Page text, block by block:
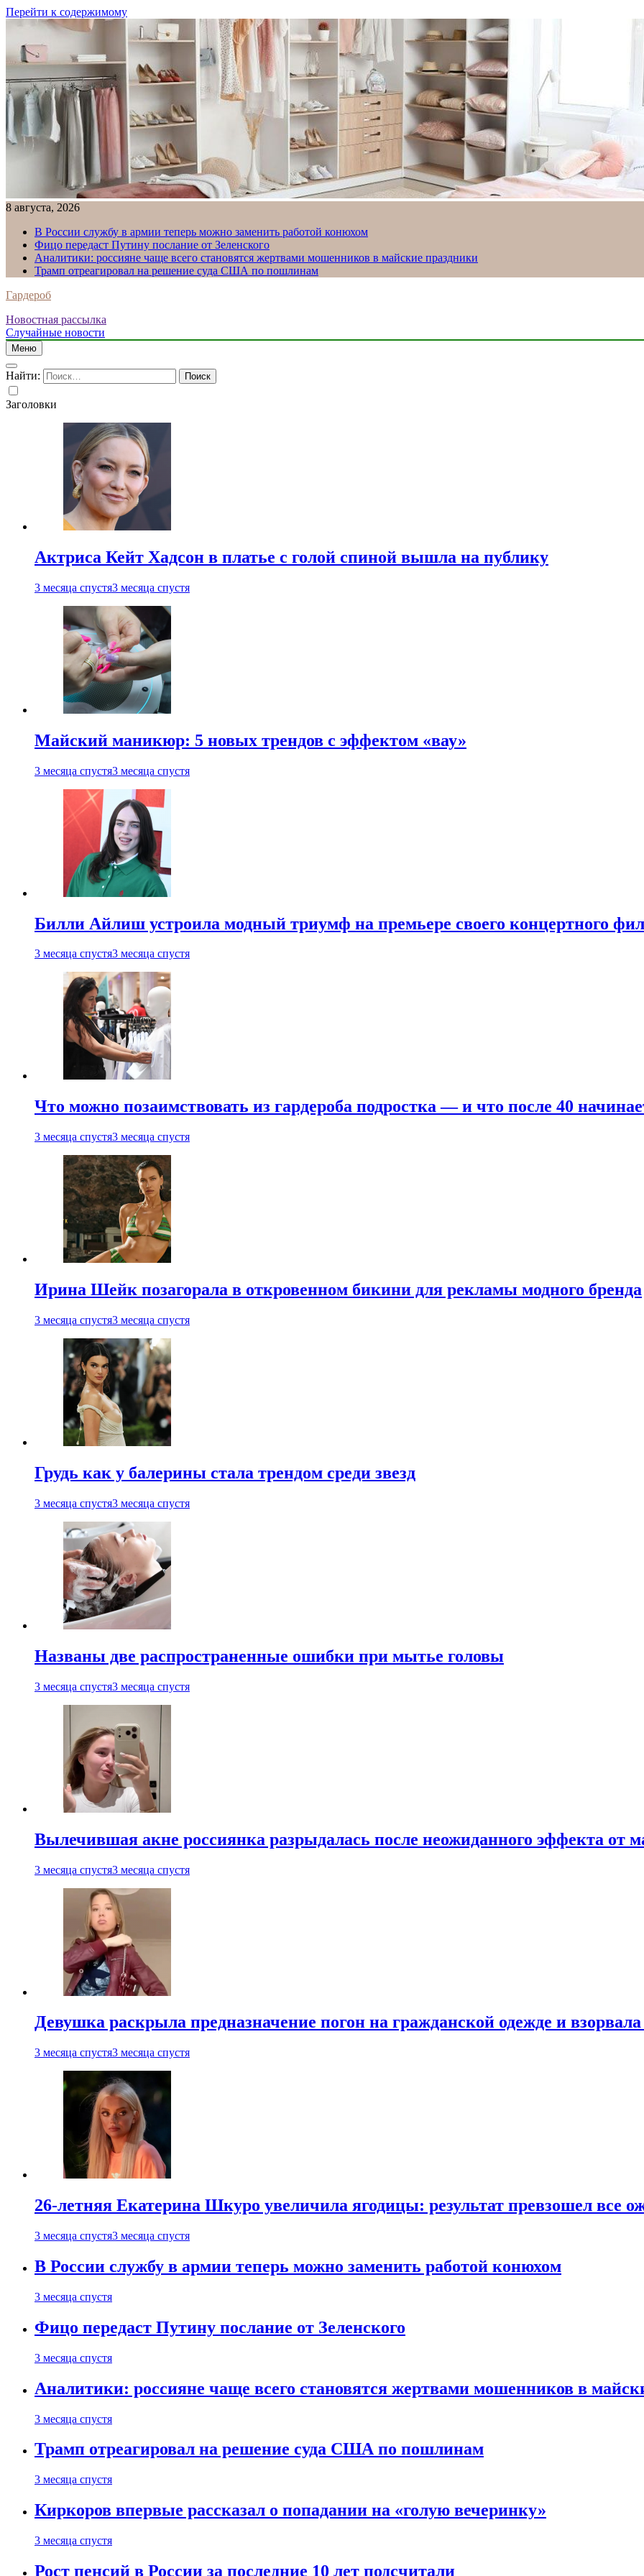
Перейти к содержимому
8 августа, 2026
В России службу в армии теперь можно заменить работой конюхом
Фицо передаст Путину послание от Зеленского
Аналитики: россияне чаще всего становятся жертвами мошенников в майские праздники
Трамп отреагировал на решение суда США по пошлинам
Гардероб
Новостная рассылка
Случайные новости
Меню
Найти:
Заголовки
Актриса Кейт Хадсон в платье с голой спиной вышла на публику
3 месяца спустя3 месяца спустя
Майский маникюр: 5 новых трендов с эффектом «вау»
3 месяца спустя3 месяца спустя
Билли Айлиш устроила модный триумф на премьере своего концертного
3 месяца спустя3 месяца спустя
Что можно позаимствовать из гардероба подростка — и что после 40
3 месяца спустя3 месяца спустя
Ирина Шейк позагорала в откровенном бикини для рекламы модного бренда
3 месяца спустя3 месяца спустя
Грудь как у балерины стала трендом среди звезд
3 месяца спустя3 месяца спустя
Названы две распространенные ошибки при мытье головы
3 месяца спустя3 месяца спустя
Вылечившая акне россиянка разрыдалась после неожиданного эффекта от
3 месяца спустя3 месяца спустя
Девушка раскрыла предназначение погон на гражданской одежде и взорвала
3 месяца спустя3 месяца спустя
26-летняя Екатерина Шкуро увеличила ягодицы: результат превзошел все
3 месяца спустя3 месяца спустя
В России службу в армии теперь можно заменить работой конюхом
3 месяца спустя
Фицо передаст Путину послание от Зеленского
3 месяца спустя
Аналитики: россияне чаще всего становятся жертвами мошенников в
3 месяца спустя
Трамп отреагировал на решение суда США по пошлинам
3 месяца спустя
Киркоров впервые рассказал о попадании на «голую вечеринку»
3 месяца спустя
Рост пенсий в России за последние 10 лет подсчитали